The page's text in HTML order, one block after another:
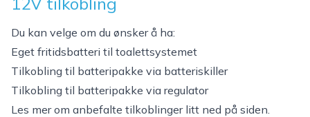
Du kan velge om du ønsker å ha:
Eget fritidsbatteri til toalettsystemet
Tilkobling til batteripakke via batteriskiller
Tilkobling til batteripakke via regulator
Les mer om anbefalte tilkoblinger litt ned på siden.